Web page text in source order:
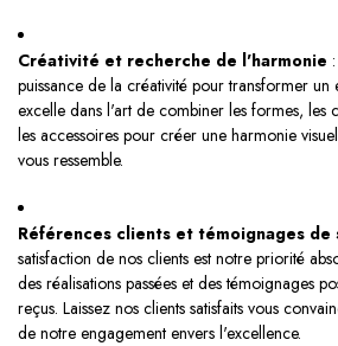
Créativité et recherche de l'harmonie
puissance de la créativité pour transformer un
excelle dans l'art de combiner les formes, les
les accessoires pour créer une harmonie
vous ressemble.
Références clients et témoignages de
satisfaction de nos clients est notre priorité
des réalisations passées et des témoignages
reçus. Laissez nos clients satisfaits vous
de notre engagement envers l'excellence.